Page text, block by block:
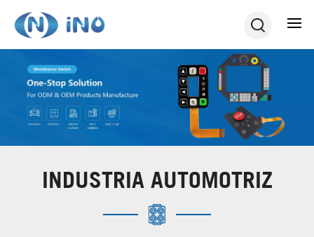
INDUSTRIA AUTOMOTRIZ